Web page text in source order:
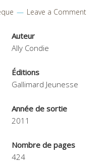
Leave a Comment
Auteur
Ally Condie
Éditions
Gallimard Jeunesse
Année de sortie
2011
Nombre de pages
424